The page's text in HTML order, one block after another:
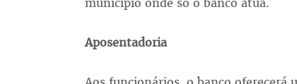
Aposentadoria